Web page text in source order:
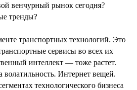
венчурный рынок сегодня?
тренды?
транспортных технологий. Это
сервисы во всех их
интеллект — тоже растет.
волатильность. Интернет вещей.
технологического бизнеса